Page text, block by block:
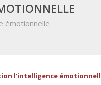
émotionnelle
l’intelligence